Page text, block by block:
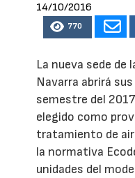
14/10/2016
770
La nueva sede de
Navarra abrirá
semestre del
elegido como
tratamiento de
la normativa
unidades del